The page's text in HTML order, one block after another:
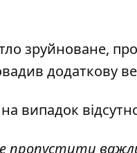
зруйноване,
додаткову
випадок
пропустити